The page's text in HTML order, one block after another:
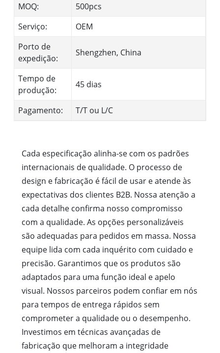
MOQ:
500pcs
Serviço:
OEM
Porto de
expedição:
Shengzhen, China
Tempo de
produção:
45 dias
Pagamento: T/T ou L/C
Cada especificação alinha-se com os padrões
internacionais de qualidade. O processo de
design e fabricação é fácil de usar e atende às
expectativas dos clientes B2B. Nossa atenção a
cada detalhe confirma nosso compromisso
com a qualidade. As opções personalizáveis
são adequadas para pedidos em massa. Nossa
equipe lida com cada inquérito com cuidado e
precisão. Garantimos que os produtos são
adaptados para uma função ideal e apelo
visual. Nossos parceiros podem confiar em nós
para tempos de entrega rápidos sem
comprometer a qualidade ou o desempenho.
Investimos em técnicas avançadas de
fabricação que melhoram a integridade